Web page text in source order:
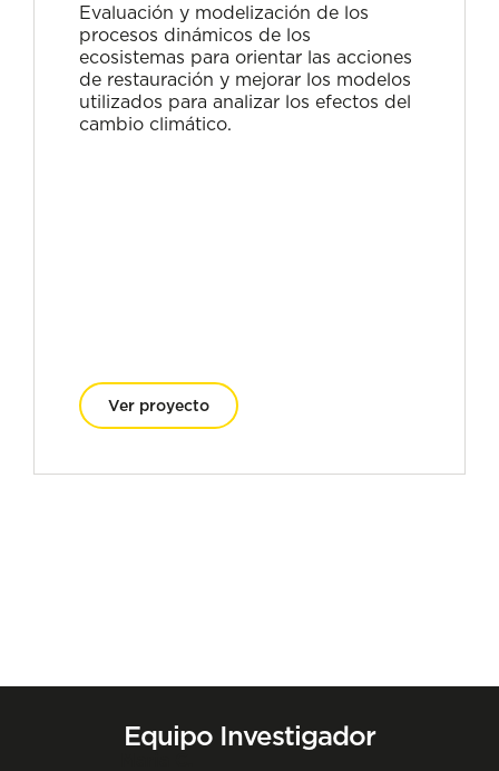
Evaluación y modelización de los
procesos dinámicos de los
ecosistemas para orientar las acciones
de restauración y mejorar los modelos
utilizados para analizar los efectos del
cambio climático.
Ver proyecto
Equipo Investigador